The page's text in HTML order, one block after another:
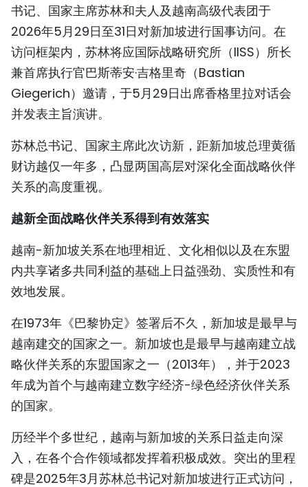
人民报社简介
TIẾNG VIỆT
ENGLISH
РУССКИЙ
书记、国家主席苏林和夫人及越南高级代表团于
2026年5月29日至31日对新加坡进行国事访问。在
访问框架内，苏林将应国际战略研究所（IISS）所长
兼首席执行官巴斯蒂安·吉格里奇（Bastian
Giegerich）邀请，于5月29日出席香格里拉对话会
并发表主旨演讲。
苏林总书记、国家主席此次访新，距新加坡总理黄循
财访越仅一年多，凸显两国高层对深化全面战略伙伴
关系的高度重视。
越新全面战略伙伴关系得到有效落实
越南-新加坡关系在地理相近、文化相似以及在东盟
内共享诸多共同利益的基础上日益强劲、实质性和有
效地发展。
在1973年《巴黎协定》签署后不久，新加坡是最早与
越南建交的国家之一。新加坡也是最早与越南建立战
略伙伴关系的东盟国家之一（2013年），并于2023
年成为首个与越南建立数字经济-绿色经济伙伴关系
的国家。
历经半个多世纪，越南与新加坡的关系日益走向深
入，在各个合作领域都发挥着积极成效。突出的里程
碑是2025年3月苏林总书记对新加坡进行正式访问，